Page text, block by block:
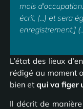
mois
écrit, (...) et sera
enregistrement.]
L’état des lieux
rédigé au moment
bien et qui va figer
Il décrit de